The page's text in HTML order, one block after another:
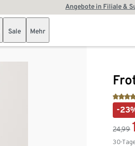
Angebote in Filiale &
Sale Mehr
-
24,99
30-